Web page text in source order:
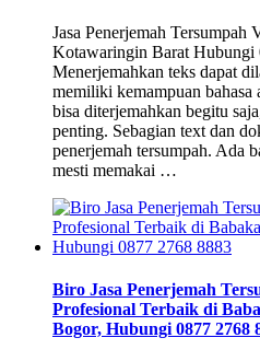
Jasa Penerjemah Tersumpah
Kotawaringin Barat Hubungi
Menerjemahkan teks dapat
memiliki kemampuan bahasa
bisa diterjemahkan begitu
penting. Sebagian text dan
penerjemah tersumpah. Ada
mesti memakai …
Biro Jasa Penerjemah
Profesional Terbaik di
Bogor, Hubungi 0877 2768